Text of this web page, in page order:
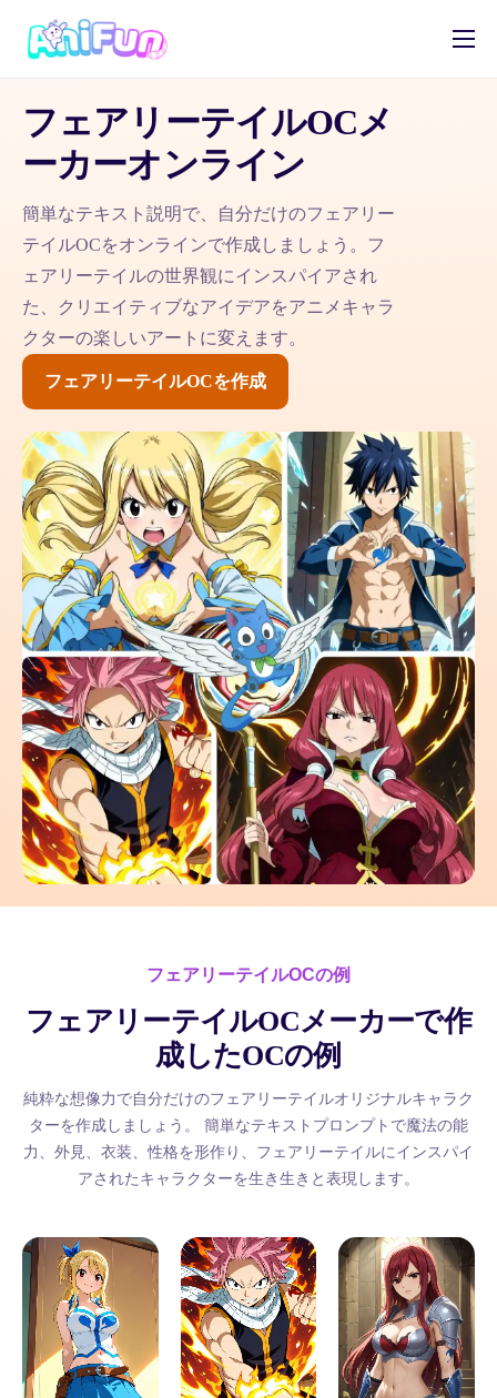
AI漫画生成
AI動画生成
オリキャラメーカー
フェアリーテイルOCメ
ーカーオンライン
簡単なテキスト説明で、自分だけのフェアリー
テイルOCをオンラインで作成しましょう。フ
ェアリーテイルの世界観にインスパイアされ
た、クリエイティブなアイデアをアニメキャラ
クターの楽しいアートに変えます。
フェアリーテイルOCを作成
フェアリーテイルOCの例
フェアリーテイルOCメーカーで作
成したOCの例
純粋な想像力で自分だけのフェアリーテイルオリジナルキャラク
ターを作成しましょう。
簡単なテキストプロンプトで魔法の能
力、外見、衣装、性格を形作り、フェアリーテイルにインスパイ
アされたキャラクターを生き生きと表現します。